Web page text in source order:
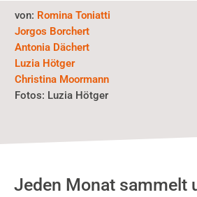
von: Romina Toniatti
Jorgos Borchert
Antonia Dächert
Luzia Hötger
Christina Moormann
Fotos: Luzia Hötger
Jeden Monat sammelt